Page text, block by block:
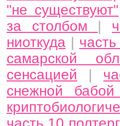
"не существуют"
за столбом |
ниоткуда |
самарской
сенсацией
|
снежной